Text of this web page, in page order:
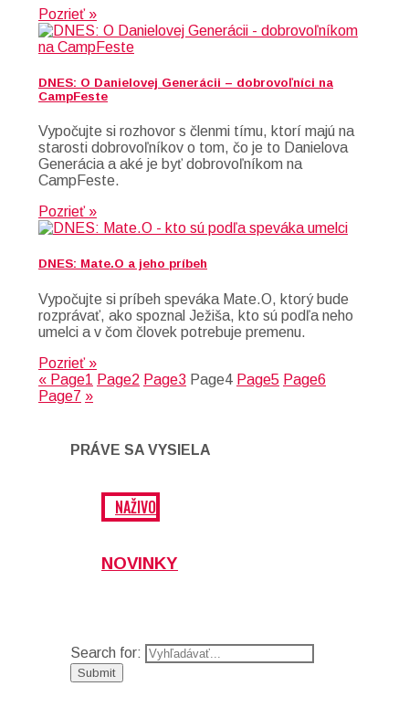
Pozrieť »
DNES: O Danielovej Generácii – dobrovoľníci na
CampFeste
Vypočujte si rozhovor s členmi tímu, ktorí majú na
starosti dobrovoľníkov o tom, čo je to Danielova
Generácia a aké je byť dobrovoľníkom na
CampFeste.
Pozrieť »
DNES: Mate.O a jeho príbeh
Vypočujte si príbeh speváka Mate.O, ktorý bude
rozprávať, ako spoznal Ježiša, kto sú podľa neho
umelci a v čom človek potrebuje premenu.
Pozrieť »
« Page1 Page2 Page3 Page4 Page5 Page6
Page7 »
PRÁVE SA VYSIELA
NAŽIVO
NOVINKY
Search for: